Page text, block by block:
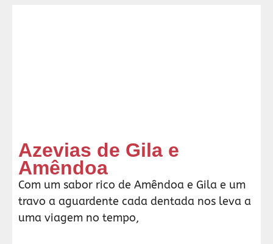
Azevias de Gila e
Amêndoa
Com um sabor rico de Amêndoa e Gila e um
travo a aguardente cada dentada nos leva a
uma viagem no tempo,